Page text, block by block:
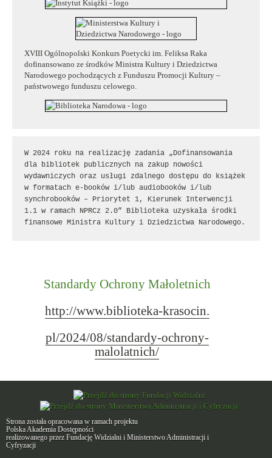
XVIII Ogólnopolski Konkurs Poetycki im. Feliksa Raka
dofinansowano ze środków Ministra Kultury i Dziedzictwa
Narodowego pochodzących z Funduszu Promocji Kultury –
państwowego funduszu celowego.
W 2024 roku na realizację zadania „Dofinansowania
dla bibliotek publicznych na zakup nowości
wydawniczych oraz usługi zdalnego dostępu do książek
w formatach e-booków i/lub audiobooków i/lub
synchrobooków – Priorytet 1, Kierunek Interwencji
1.1 w ramach NPRCz 2.0” Biblioteka uzyskała środki
finansowe Ministra Kultury i Dziedzictwa Narodowego.
Standardy Ochrony Małoletnich
http://www.biblioteka-krasocin.
pl/2024/08/standardy-ochrony-
malolatnich/
Strona została opracowana w ramach projektu
Polska Akademia Dostępności
realizowanego przez Fundację Widzialni i Ministerstwo Administracji i
Cyfryzacji